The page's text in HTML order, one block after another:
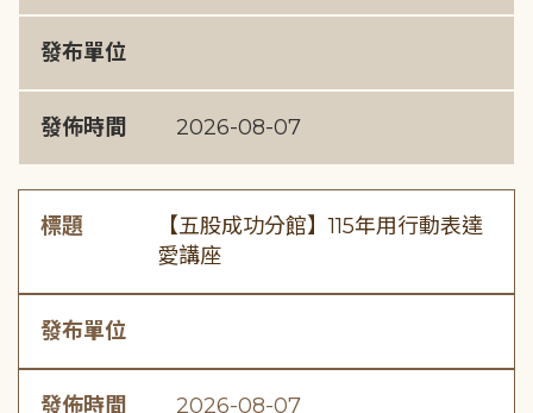
發布單位
發佈時間 2026-08-07
標題
【五股成功分館】115年用行動表達
愛講座
發布單位
發佈時間 2026-08-07